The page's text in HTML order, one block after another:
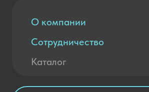
О компании
Вакансии
Контакты
Благодарственные письма
Сотрудничество
Оплата и доставка
Каталог